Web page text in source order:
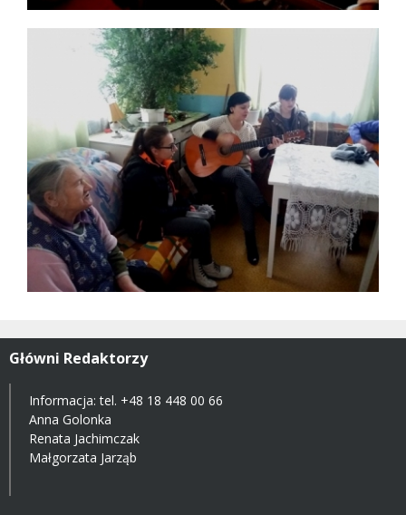
Główni Redaktorzy
Informacja: tel. +48 18 448 00 66
Anna Golonka
Renata Jachimczak
Małgorzata Jarząb